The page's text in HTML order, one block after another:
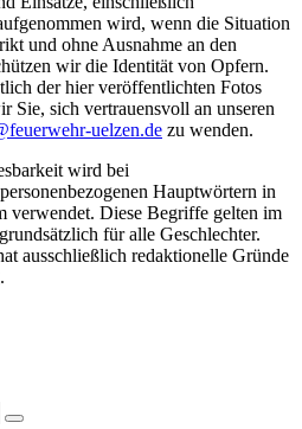
wird, wenn die Situation
und ohne Ausnahme an den
wir die Identität von Opfern.
der hier veröffentlichten Fotos
Sie, sich vertrauensvoll an unseren
uelzen.de zu wenden.
wird bei
Hauptwörtern in
verwendet. Diese Begriffe gelten im
für alle Geschlechter.
ausschließlich redaktionelle Gründe